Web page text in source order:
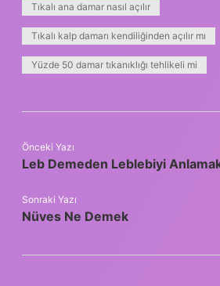
Tıkalı ana damar nasıl açılır
Tıkalı kalp damarı kendiliğinden açılır mı
Yüzde 50 damar tıkanıklığı tehlikeli mi
Önceki Yazı
Leb Demeden Leblebiyi
Sonraki Yazı
Nüves Ne Demek